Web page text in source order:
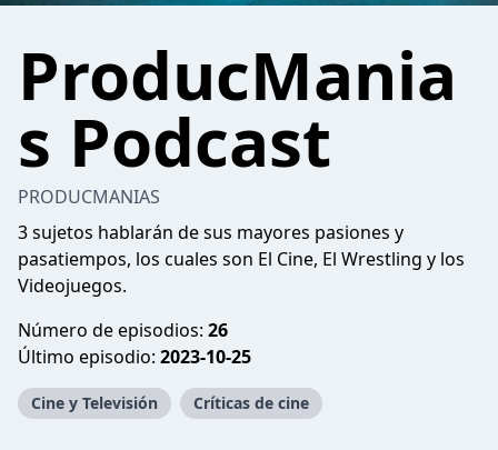
ProducMania
s Podcast
PRODUCMANIAS
3 sujetos hablarán de sus mayores pasiones y
pasatiempos, los cuales son El Cine, El Wrestling y los
Videojuegos.
Número de episodios: 26
Último episodio: 2023-10-25
Cine y Televisión Críticas de cine